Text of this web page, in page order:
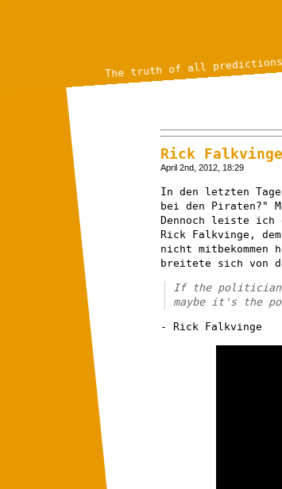
The truth of all
Rick
April 2nd, 2012, 18:29
In den letzten
bei den Piraten?"
Dennoch leiste ich
Rick Falkvinge,
nicht mitbekommen
breitete sich von
If the politicians
maybe it's the
- Rick Falkvinge